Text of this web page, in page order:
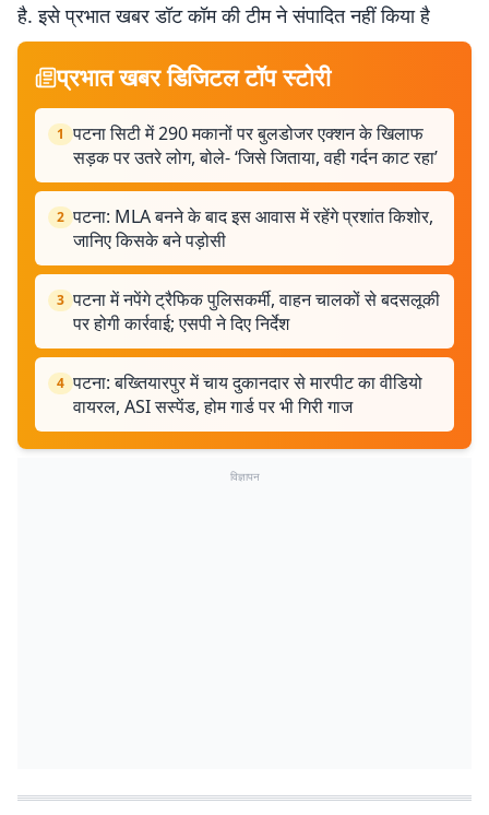
है. इसे प्रभात खबर डॉट कॉम की टीम ने संपादित नहीं किया है
प्रभात खबर डिजिटल टॉप स्टोरी
1 पटना सिटी में 290 मकानों पर बुलडोजर एक्शन के खिलाफ
सड़क पर उतरे लोग, बोले- ‘जिसे जिताया, वही गर्दन काट रहा’
2 पटना: MLA बनने के बाद इस आवास में रहेंगे प्रशांत किशोर,
जानिए किसके बने पड़ोसी
3 पटना में नपेंगे ट्रैफिक पुलिसकर्मी, वाहन चालकों से बदसलूकी
पर होगी कार्रवाई; एसपी ने दिए निर्देश
4 पटना: बख्तियारपुर में चाय दुकानदार से मारपीट का वीडियो
वायरल, ASI सस्पेंड, होम गार्ड पर भी गिरी गाज
विज्ञापन